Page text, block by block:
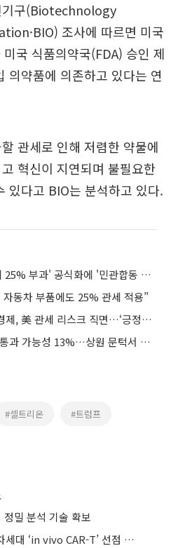
기구(Biotechnology
조사에 따르면 미국
국 식품의약국(FDA) 승인 제
의약품에 의존하고 있다는 연
관세로 인해 저렴한 약물에
혁신이 지연되며 불필요한
있다고 BIO는 분석하고 있다.
산업부, 트럼프 '車 관세 25% 부과' 공식화에 '민관합동 긴급대책회의' 개최
자동차 부품에도 25% 관세 적용”
S&P “수출 중심 한국 경제, 美 관세 리스크 직면…‘긍정적’ 전망 한 곳도 없어”
美 클래리티 법안 연내 통과 가능성 13%…상원 문턱서 제동
#셀트리온 #트럼프
밀 분석 기술 확보
J&J도 참전…빅파마, 차세대 ‘in vivo CAR-T’ 선점 경쟁 본격화